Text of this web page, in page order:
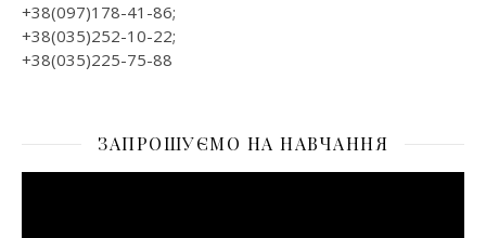
+38(097)178-41-86;
+38(035)252-10-22;
+38(035)225-75-88
ЗАПРОШУЄМО НА НАВЧАННЯ